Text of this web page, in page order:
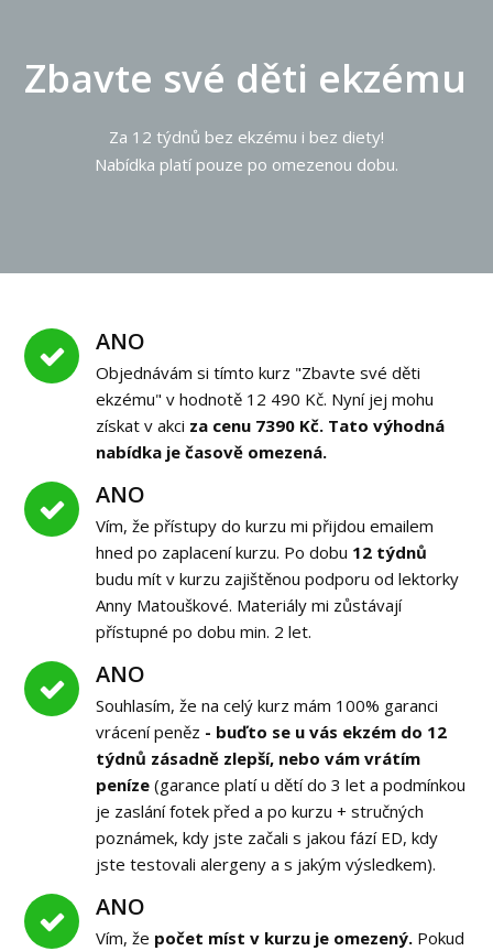
Zbavte své děti ekzému
Za 12 týdnů bez ekzému i bez diety!
Nabídka platí pouze po omezenou dobu.
ANO
Objednávám si tímto kurz "Zbavte své děti
ekzému" v hodnotě 12 490 Kč. Nyní jej mohu
získat v akci za cenu 7390 Kč. Tato výhodná
nabídka je časově omezená.
ANO
Vím, že přístupy do kurzu mi přijdou emailem
hned po zaplacení kurzu. Po dobu 12 týdnů
budu mít v kurzu zajištěnou podporu od lektorky
Anny Matouškové. Materiály mi zůstávají
přístupné po dobu min. 2 let.
ANO
Souhlasím, že na celý kurz mám 100% garanci
vrácení peněz - buďto se u vás ekzém do 12
týdnů zásadně zlepší, nebo vám vrátím
peníze(garance platí u dětí do 3 let a podmínkou
je zaslání fotek před a po kurzu + stručných
poznámek, kdy jste začali s jakou fází ED, kdy
jste testovali alergeny a s jakým výsledkem).
ANO
Vím, že počet míst v kurzu je omezený. Pokud